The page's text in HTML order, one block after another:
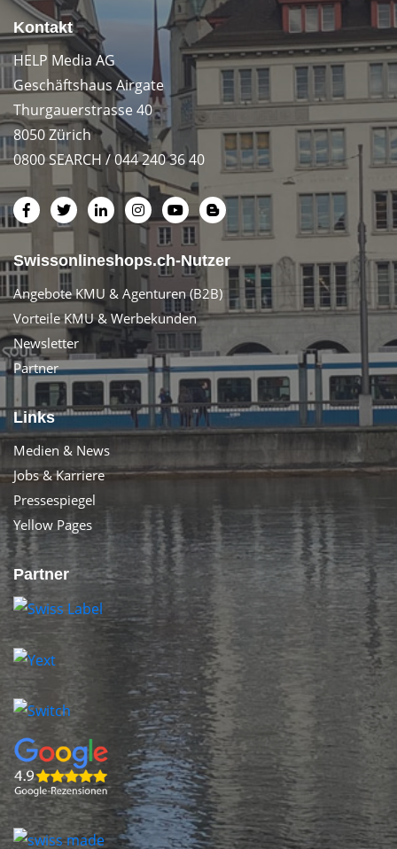
Kontakt
HELP Media AG
Geschäftshaus Airgate
Thurgauerstrasse 40
8050 Zürich
0800 SEARCH / 044 240 36 40
Swissonlineshops.ch-Nutzer
Angebote KMU & Agenturen (B2B)
Vorteile KMU & Werbekunden
Newsletter
Partner
Links
Medien & News
Jobs & Karriere
Pressespiegel
Yellow Pages
Partner